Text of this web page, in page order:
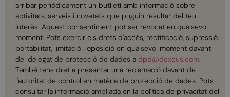
arribar periòdicament un butlletí amb informació sobre
activitats, serveis i novetats que puguin resultar del teu
interès. Aquest consentiment pot ser revocat en qualsevol
moment. Pots exercir els drets d'accés, rectificació, supressió,
portabilitat, limitació i oposició en qualsevol moment davant
del delegat de protecció de dades a dpd@dexeus.com.
També tens dret a presentar una reclamació davant de
l'autoritat de control en matèria de protecció de dades. Pots
consultar la informació ampliada en la política de privacitat del